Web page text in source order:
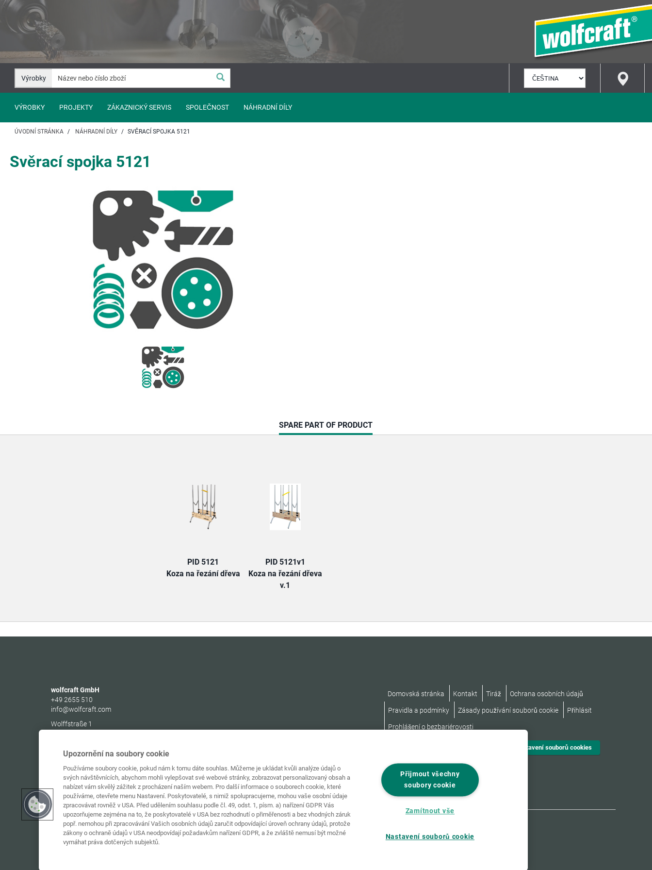
Přejít
Obsah
Přejít
Navigaci
Výrobky
VYBRAT
JAZYK
VÝROBKY PROJEKTY ZÁKAZNICKÝ SERVIS SPOLEČNOST NÁHRADNÍ DÍLY
ÚVODNÍ STRÁNKA NÁHRADNÍ DÍLY SVĚRACÍ SPOJKA 5121
Svěrací spojka 5121
CURRENT
TAB:
SPARE PART OF PRODUCT
PID 5121
Koza na řezání dřeva
PID 5121v1
Koza na řezání dřeva
v.1
wolfcraft GmbH
+49 2655 510
info@wolfcraft.com
Wolffstraße 1
Domovská stránka Kontakt Tiráž Ochrana osobních údajů
Pravidla a podmínky Zásady používání souborů cookie Přihlásit
Prohlášení o bezbariérovosti
Nastavení souborů cookies
Upozornění na soubory cookie
Používáme soubory cookie, pokud nám k tomu dáte souhlas. Můžeme je ukládat kvůli analýze údajů o
svých návštěvnících, abychom mohli vylepšovat své webové stránky, zobrazovat personalizovaný obsah a
nabízet vám skvělý zážitek z procházení naším webem. Pro další informace o souborech cookie, které
používáme, otevřete menu Nastavení. Poskytovatelé, s nimiž spolupracujeme, mohou vaše osobní údaje
zpracovávat rovněž v USA. Před udělením souhlasu podle čl. 49, odst. 1, písm. a) nařízení GDPR Vás
upozorňujeme zejména na to, že poskytovatelé v USA bez rozhodnutí o přiměřenosti a bez vhodných záruk
popř. nemohou při zpracovávání Vašich osobních údajů zaručit odpovídající úroveň ochrany údajů, protože
zákony o ochraně údajů v USA neodpovídají požadavkům nařízení GDPR, a že zvláště nemusí být možné
vymáhat práva dotčených subjektů.
Přijmout všechny
soubory cookie
Zamítnout vše
Nastavení souborů cookie